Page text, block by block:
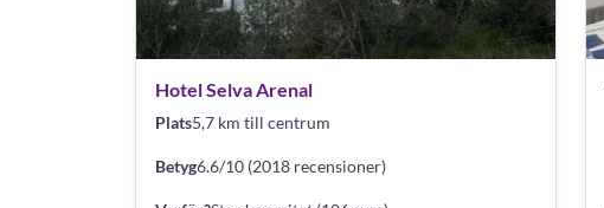
Hotel Selva Arenal
Plats5,7 km till centrum
Betyg6.6/10 (2018 recensioner)